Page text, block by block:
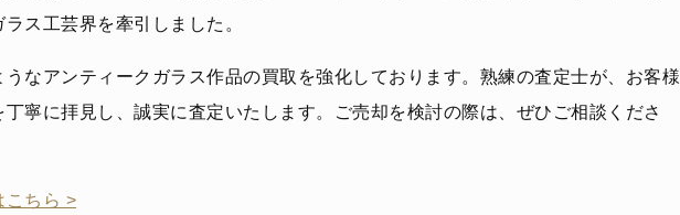
ス工芸界を牽引しました。
なアンティークガラス作品の買取を強化しております。熟練の査定士が、お客様
寧に拝見し、誠実に査定いたします。ご売却を検討の際は、ぜひご相談くださ
こちら >